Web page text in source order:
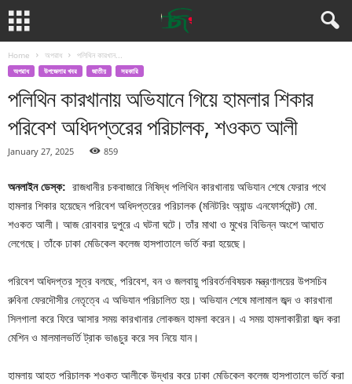
Home অপরাধ পলিথিন কারখান...
অপরাধ উপজেলার খবর জাতীয় সরকারি
পলিথিন কারখানায় অভিযানে গিয়ে হামলার শিকার
পরিবেশ অধিদপ্তরের পরিচালক, শওকত আলী
January 27, 2025 859
অনলাইন ডেস্ক: রাজধানীর চকবাজারে নিষিদ্ধ পলিথিন কারখানায় অভিযান শেষে ফেরার পথে
হামলার শিকার হয়েছেন পরিবেশ অধিদপ্তরের পরিচালক (মনিটরিং অ্যান্ড এনফোর্সমেন্ট) মো.
শওকত আলী। আজ রোববার দুপুরে এ ঘটনা ঘটে। তাঁর মাথা ও মুখের বিভিন্ন অংশে আঘাত
লেগেছে। তাঁকে ঢাকা মেডিকেল কলেজ হাসপাতালে ভর্তি করা হয়েছে।
পরিবেশ অধিদপ্তর সূত্র বলছে, পরিবেশ, বন ও জলবায়ু পরিবর্তনবিষয়ক মন্ত্রণালয়ের উপসচিব
রুবিনা ফেরদৌসীর নেতৃত্বে এ অভিযান পরিচালিত হয়। অভিযান শেষে মালামাল জব্দ ও কারখানা
সিলগালা করে ফিরে আসার সময় কারখানার লোকজন হামলা করেন। এ সময় হামলাকারীরা জব্দ করা
মেশিন ও মালমালভর্তি ট্রাক ভাঙচুর করে সব নিয়ে যান।
হামলায় আহত পরিচালক শওকত আলীকে উদ্ধার করে ঢাকা মেডিকেল কলেজ হাসপাতালে ভর্তি করা